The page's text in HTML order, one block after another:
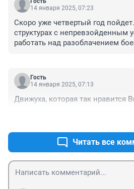
14 января 2025, 07:23
Скоро уже четвертый год
структурах с непревзойденным
работать над разоблачением
беспилотники все активнее
регионами.
Гость
14 января 2025, 07:13
Движуха, которая так нравится
Читать все